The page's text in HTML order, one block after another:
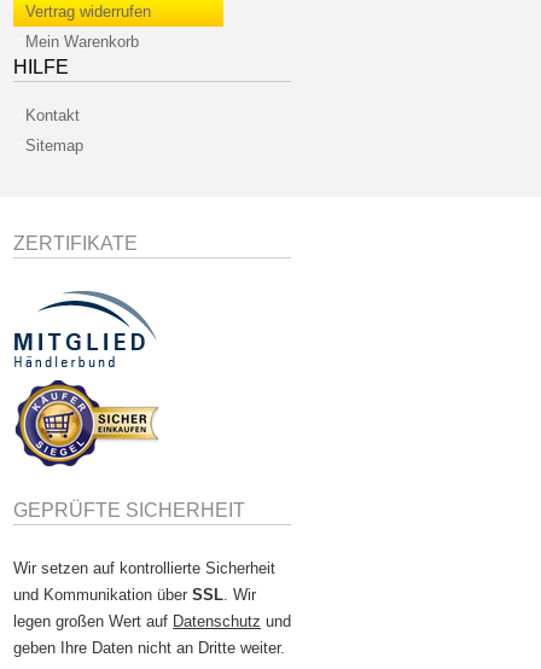
Vertrag widerrufen
Mein Warenkorb
HILFE
Kontakt
Sitemap
ZERTIFIKATE
GEPRÜFTE SICHERHEIT
Wir setzen auf kontrollierte Sicherheit
und Kommunikation überSSL . Wir
legen großen Wert auf Datenschutz und
geben Ihre Daten nicht an Dritte weiter.